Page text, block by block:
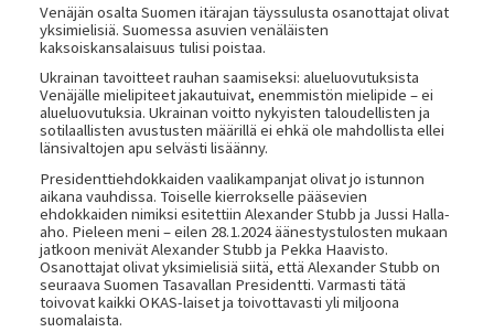
Venäjän osalta Suomen itärajan täyssulusta osanottajat olivat
yksimielisiä. Suomessa asuvien venäläisten
kaksoiskansalaisuus tulisi poistaa.
Ukrainan tavoitteet rauhan saamiseksi: alueluovutuksista
Venäjälle mielipiteet jakautuivat, enemmistön mielipide – ei
alueluovutuksia. Ukrainan voitto nykyisten taloudellisten ja
sotilaallisten avustusten määrillä ei ehkä ole mahdollista ellei
länsivaltojen apu selvästi lisäänny.
Presidenttiehdokkaiden vaalikampanjat olivat jo istunnon
aikana vauhdissa. Toiselle kierrokselle pääsevien
ehdokkaiden nimiksi esitettiin Alexander Stubb ja Jussi Halla-
aho. Pieleen meni – eilen 28.1.2024 äänestystulosten mukaan
jatkoon menivät Alexander Stubb ja Pekka Haavisto.
Osanottajat olivat yksimielisiä siitä, että Alexander Stubb on
seuraava Suomen Tasavallan Presidentti. Varmasti tätä
toivovat kaikki OKAS-laiset ja toivottavasti yli miljoona
suomalaista.